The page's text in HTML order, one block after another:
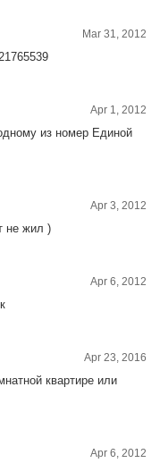
Mar 31, 2012
Apr 1, 2012
из номер Единой
Apr 3, 2012
не жил )
Apr 6, 2012
Apr 23, 2016
квартире или
Apr 6, 2012